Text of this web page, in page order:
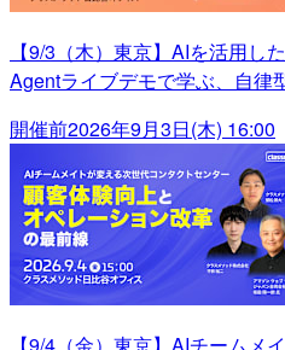
【9/3（木）東京】AIを活用し
Agentライブデモで学ぶ、自律
開催前2026年9月3日(木) 16:00